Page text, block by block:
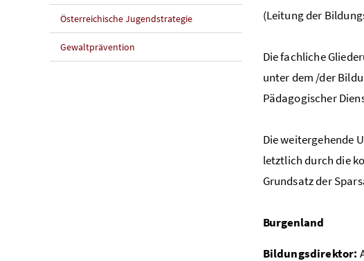
Österreichische Jugendstrategie
Gewaltprävention
(Leitung der
Die fachliche
unter dem /der
Pädagogischer
Die weitergehende
letztlich durch die
Grundsatz der
Burgenland
Bildungsdirektor: